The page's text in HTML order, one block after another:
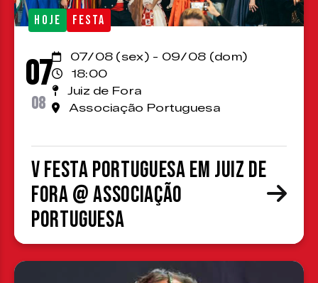
HOJE FESTA
07
08
07/08 (sex) - 09/08 (dom)
18:00
Juiz de Fora
Associação Portuguesa
V Festa Portuguesa em Juiz de
Fora @ Associação
Portuguesa